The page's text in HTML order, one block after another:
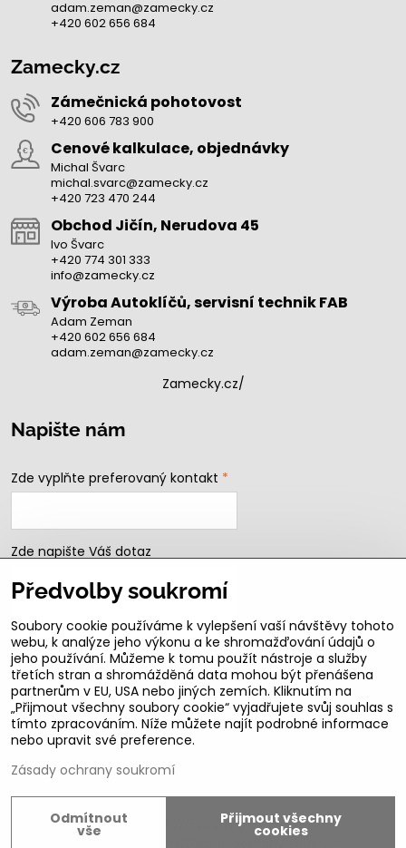
adam.zeman@zamecky.cz
+420 602 656 684
Zamecky.cz
Zámečnická pohotovost
+420 606 783 900
Cenové kalkulace, objednávky
Michal Švarc
michal.svarc@zamecky.cz
+420 723 470 244
Obchod Jičín, Nerudova 45
Ivo Švarc
+420 774 301 333
info@zamecky.cz
Výroba Autoklíčů, servisní technik FAB
Adam Zeman
+420 602 656 684
adam.zeman@zamecky.cz
Zamecky.cz/
Napište nám
Zde vyplňte preferovaný kontakt *
Zde napište Váš dotaz
Odeslat
B2b podmínky pro registrované partnery
Copyright
Předvolby soukromí
Soubory cookie používáme k vylepšení vaší návštěvy tohoto
webu, k analýze jeho výkonu a ke shromažďování údajů o
jeho používání. Můžeme k tomu použít nástroje a služby
třetích stran a shromážděná data mohou být přenášena
partnerům v EU, USA nebo jiných zemích. Kliknutím na
„Přijmout všechny soubory cookie“ vyjadřujete svůj souhlas s
tímto zpracováním. Níže můžete najít podrobné informace
nebo upravit své preference.
Zásady ochrany soukromí
Přijmout všechny
cookies
Odmítnout
vše